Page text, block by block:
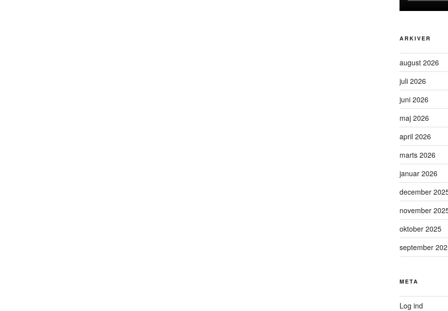
ARKIVER
august 2026
juli 2026
juni 2026
maj 2026
april 2026
marts 2026
januar 2026
december
november
oktober 2025
september
META
Log ind